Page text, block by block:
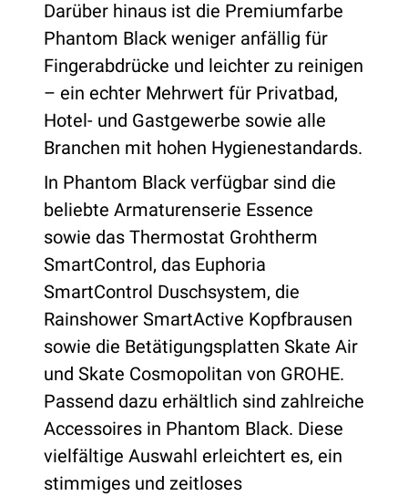
Darüber hinaus ist die Premiumfarbe
Phantom Black weniger anfällig für
Fingerabdrücke und leichter zu reinigen
– ein echter Mehrwert für Privatbad,
Hotel- und Gastgewerbe sowie alle
Branchen mit hohen Hygienestandards.
In Phantom Black verfügbar sind die
beliebte Armaturenserie Essence
sowie das Thermostat Grohtherm
SmartControl, das Euphoria
SmartControl Duschsystem, die
Rainshower SmartActive Kopfbrausen
sowie die Betätigungsplatten Skate Air
und Skate Cosmopolitan von GROHE.
Passend dazu erhältlich sind zahlreiche
Accessoires in Phantom Black. Diese
vielfältige Auswahl erleichtert es, ein
stimmiges und zeitloses